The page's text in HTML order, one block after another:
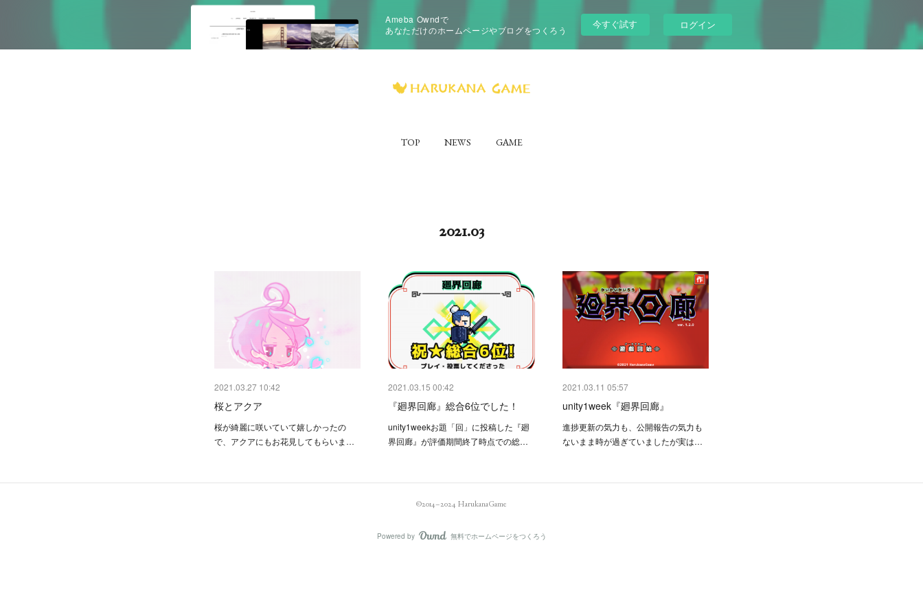
Ameba Owndで
あなただけのホームページやブログをつくろう
今すぐ試す ログイン
TOP NEWS GAME
2021.03
2021.03.27 10:42
桜とアクア
桜が綺麗に咲いていて嬉しかったの
で、アクアにもお花見してもらいま…
2021.03.15 00:42
『廻界回廊』総合6位でした！
unity1weekお題「回」に投稿した『廻
界回廊』が評価期間終了時点での総…
2021.03.11 05:57
unity1week『廻界回廊』
進捗更新の気力も、公開報告の気力も
ないまま時が過ぎていましたが実は…
©2014–2024 HarukanaGame
Powered by AmebaOwnd
無料でホームページをつくろう